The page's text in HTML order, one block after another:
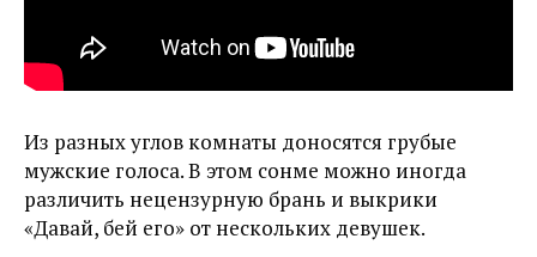
Из разных углов комнаты доносятся грубые
мужские голоса. В этом сонме можно иногда
различить нецензурную брань и выкрики
«Давай, бей его» от нескольких девушек.